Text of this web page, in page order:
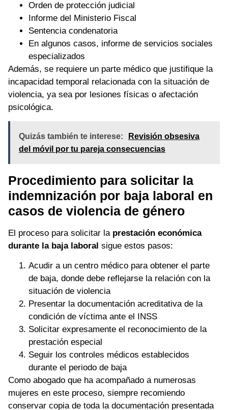
Orden de protección judicial
Informe del Ministerio Fiscal
Sentencia condenatoria
En algunos casos, informe de servicios sociales
especializados
Además, se requiere un parte médico que justifique la
incapacidad temporal relacionada con la situación de
violencia, ya sea por lesiones físicas o afectación
psicológica.
Quizás también te interese:
Revisión obsesiva
del móvil por tu pareja consecuencias
Procedimiento para solicitar la
indemnización por baja laboral en
casos de violencia de género
El proceso para solicitar la prestación económica
durante la baja laboral sigue estos pasos:
Acudir a un centro médico para obtener el parte
de baja, donde debe reflejarse la relación con la
situación de violencia
Presentar la documentación acreditativa de la
condición de víctima ante el INSS
Solicitar expresamente el reconocimiento de la
prestación especial
Seguir los controles médicos establecidos
durante el periodo de baja
Como abogado que ha acompañado a numerosas
mujeres en este proceso, siempre recomiendo
conservar copia de toda la documentación presentada